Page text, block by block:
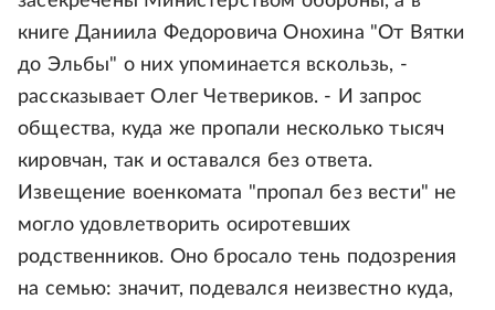
книге Даниила Федоровича Онохина "От Вятки
до Эльбы" о них упоминается вскользь, -
рассказывает Олег Четвериков. - И запрос
общества, куда же пропали несколько тысяч
кировчан, так и оставался без ответа.
Извещение военкомата "пропал без вести" не
могло удовлетворить осиротевших
родственников. Оно бросало тень подозрения
на семью: значит, подевался неизвестно куда,